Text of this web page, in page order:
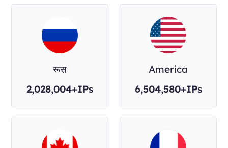
रूस
2,028,004+IPs
America
6,504,580+IPs